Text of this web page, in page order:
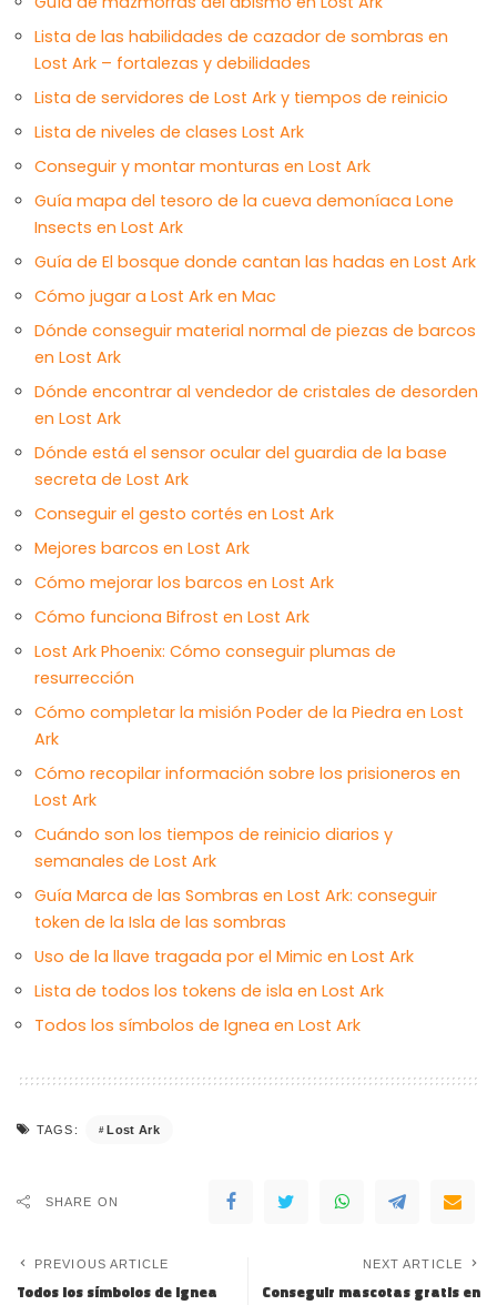
Lista de las habilidades de cazador de sombras en
Lost Ark – fortalezas y debilidades
Lista de servidores de Lost Ark y tiempos de reinicio
Lista de niveles de clases Lost Ark
Conseguir y montar monturas en Lost Ark
Guía mapa del tesoro de la cueva demoníaca Lone
Insects en Lost Ark
Guía de El bosque donde cantan las hadas en Lost Ark
Cómo jugar a Lost Ark en Mac
Dónde conseguir material normal de piezas de barcos
en Lost Ark
Dónde encontrar al vendedor de cristales de desorden
en Lost Ark
Dónde está el sensor ocular del guardia de la base
secreta de Lost Ark
Conseguir el gesto cortés en Lost Ark
Mejores barcos en Lost Ark
Cómo mejorar los barcos en Lost Ark
Cómo funciona Bifrost en Lost Ark
Lost Ark Phoenix: Cómo conseguir plumas de
resurrección
Cómo completar la misión Poder de la Piedra en Lost
Ark
Cómo recopilar información sobre los prisioneros en
Lost Ark
Cuándo son los tiempos de reinicio diarios y
semanales de Lost Ark
Guía Marca de las Sombras en Lost Ark: conseguir
token de la Isla de las sombras
Uso de la llave tragada por el Mimic en Lost Ark
Lista de todos los tokens de isla en Lost Ark
Todos los símbolos de Ignea en Lost Ark
TAGS: Lost Ark
SHARE ON
PREVIOUS ARTICLE
Todos los símbolos de Ignea
NEXT ARTICLE
Conseguir mascotas gratis en